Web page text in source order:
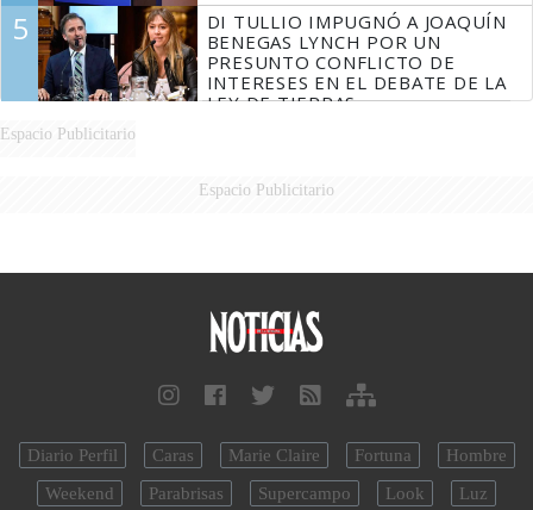
5
DI TULLIO IMPUGNÓ A JOAQUÍN
BENEGAS LYNCH POR UN
PRESUNTO CONFLICTO DE
INTERESES EN EL DEBATE DE LA
LEY DE TIERRAS
Espacio Publicitario
Espacio Publicitario
Diario Perfil Caras Marie Claire Fortuna
Hombre
Weekend
Parabrisas Supercampo Look Luz